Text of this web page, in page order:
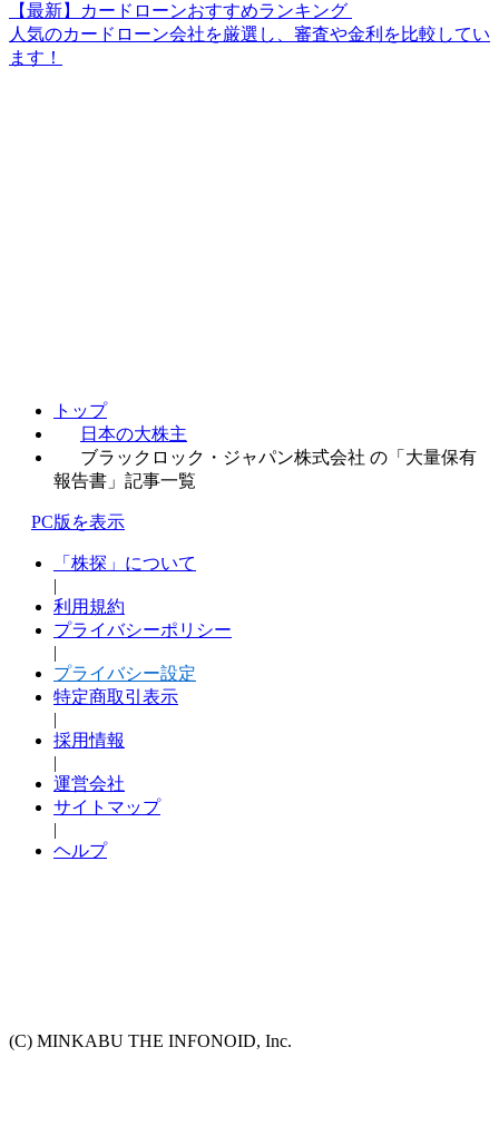
【最新】カードローンおすすめランキング
人気のカードローン会社を厳選し、審査や金利を比較してい
ます！
トップ
日本の大株主
ブラックロック・ジャパン株式会社 の「大量保有
報告書」記事一覧
PC版を表示
「株探」について
|
利用規約
プライバシーポリシー
|
プライバシー設定
特定商取引表示
|
採用情報
|
運営会社
サイトマップ
|
ヘルプ
(C) MINKABU THE INFONOID, Inc.